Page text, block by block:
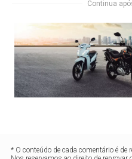
Continua
* O conteúdo de cada comentário é de